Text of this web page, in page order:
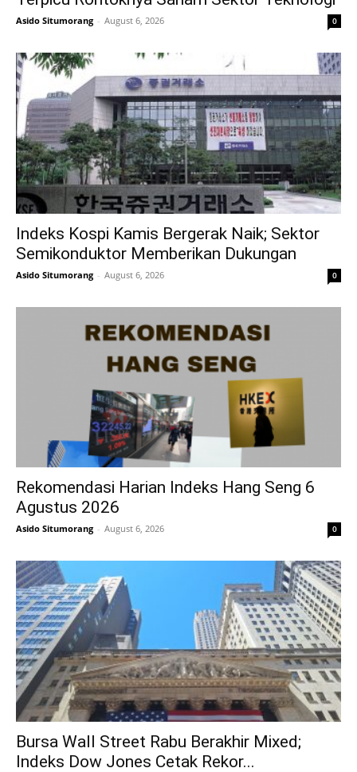
Asido Situmorang - August 6, 2026 0
Indeks Kospi Kamis Bergerak Naik; Sektor
Semikonduktor Memberikan Dukungan
Asido Situmorang - August 6, 2026 0
Rekomendasi Harian Indeks Hang Seng 6
Agustus 2026
Asido Situmorang - August 6, 2026 0
Bursa Wall Street Rabu Berakhir Mixed;
Indeks Dow Jones Cetak Rekor...